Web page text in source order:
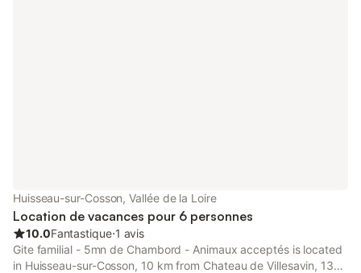
Huisseau-sur-Cosson, Vallée de la Loire
Location de vacances pour 6 personnes
10.0Fantastique⋅1 avis
Gite familial - 5mn de Chambord - Animaux acceptés is located
in Huisseau-sur-Cosson, 10 km from Chateau de Villesavin, 13